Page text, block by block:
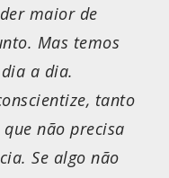
maior de
Mas temos
a dia.
tanto
não precisa
Se algo não